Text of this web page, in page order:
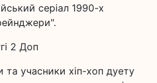
серіал 1990-х
2 Доп
та учасники хіп-хоп дуету